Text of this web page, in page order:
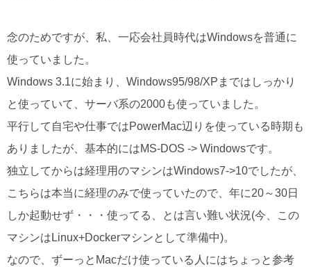
念のためですが、私、一応会社員時代はWindowsを普通に
使っていました。
Windows 3.1に始まり、Windows95/98/XPまではしっかり
と使っていて、サーバ系の2000も使っていました。
平行して自宅や仕事ではPowerMac辺りを使っている時期も
ありましたが、基本的にはMS-DOS -> Windowsです。
独立してからは経理用のマシンはWindows7->10でしたが、
こちらは本当に経理のみで使っていたので、年に20～30日
しか起動せず・・・使ってる、とは言い難い状況(今、この
マシンはLinux+Dockerマシンとして準備中)。
なので、ずーっとMacだけ使っている人にはちょっと参考